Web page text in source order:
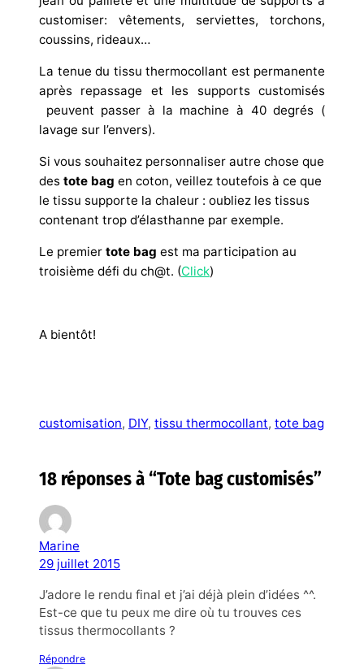
customiser: vêtements, serviettes, torchons,
coussins, rideaux…
La tenue du tissu thermocollant est permanente
après repassage et les supports customisés
peuvent passer à la machine à 40 degrés (
lavage sur l’envers).
Si vous souhaitez personnaliser autre chose que
des tote bag en coton, veillez toutefois à ce que
le tissu supporte la chaleur : oubliez les tissus
contenant trop d’élasthanne par exemple.
Le premier tote bag est ma participation au
troisième défi du ch@t. (Click)
A bientôt!
customisation, DIY, tissu thermocollant, tote bag
18 réponses à “Tote bag customisés”
Marine
29 juillet 2015
J’adore le rendu final et j’ai déjà plein d’idées ^^.
Est-ce que tu peux me dire où tu trouves ces
tissus thermocollants ?
Répondre